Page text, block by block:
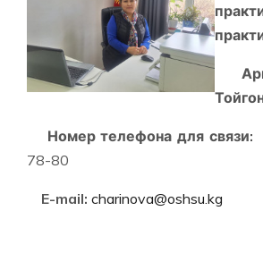
Номер телефона для связи:
78-80
E-mail: charinova@oshsu.kg